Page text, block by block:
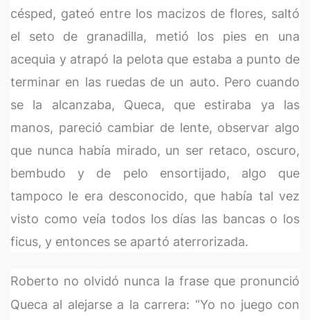
césped, gateó entre los macizos de flores, saltó
el seto de granadilla, metió los pies en una
acequia y atrapó la pelota que estaba a punto de
terminar en las ruedas de un auto. Pero cuando
se la alcanzaba, Queca, que estiraba ya las
manos, pareció cambiar de lente, observar algo
que nunca había mirado, un ser retaco, oscuro,
bembudo y de pelo ensortijado, algo que
tampoco le era desconocido, que había tal vez
visto como veía todos los días las bancas o los
ficus, y entonces se apartó aterrorizada.
Roberto no olvidó nunca la frase que pronunció
Queca al alejarse a la carrera: “Yo no juego con